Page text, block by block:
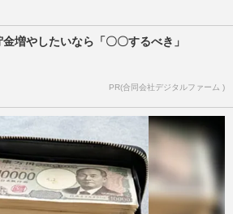
増やしたいなら「〇〇するべき」
PR(合同会社デジタルファーム )